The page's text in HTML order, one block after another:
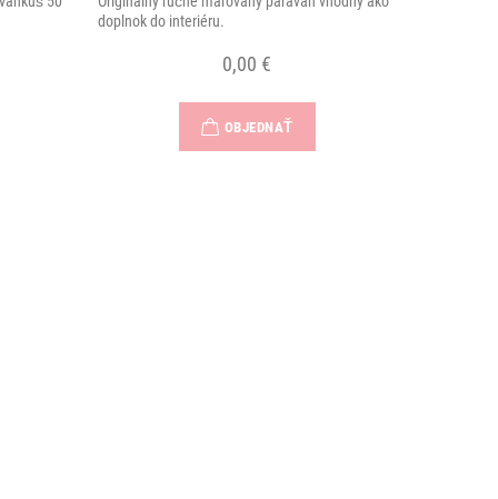
doplnok do interiéru.
0,00 €
OBJEDNAŤ